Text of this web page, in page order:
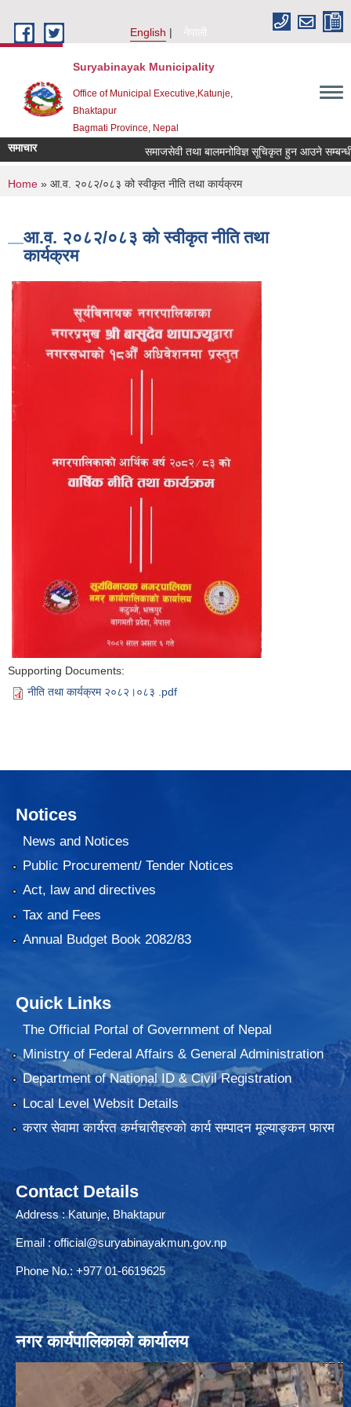
English
नेपाली
Suryabinayak Municipality
Office of Municipal Executive,Katunje,
Bhaktapur
Bagmati Province, Nepal
समाचार समाजसेवी तथा बालमनोविज्ञ सूचिकृत हुन आउने सम्बन्धी
You are here
Home » आ.व. २०८२/०८३ को स्वीकृत नीति तथा कार्यक्रम
आ.व. २०८२/०८३ को स्वीकृत नीति तथा
कार्यक्रम
Supporting Documents:
नीति तथा कार्यक्रम २०८२।०८३ .pdf
Notices
News and Notices
Public Procurement/ Tender Notices
Act, law and directives
Tax and Fees
Annual Budget Book 2082/83
Quick Links
The Official Portal of Government of Nepal
Ministry of Federal Affairs & General Administration
Department of National ID & Civil Registration
Local Level Websit Details
करार सेवामा कार्यरत कर्मचारीहरुको कार्य सम्पादन मूल्याङ्कन फारम
Contact Details
Address : Katunje, Bhaktapur
Email :official@suryabinayakmun.gov.np
Phone No.: +977 01-6619625
नगर कार्यपालिकाको कार्यालय